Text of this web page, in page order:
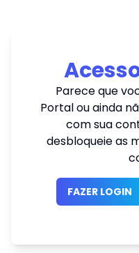
Parece que
Portal ou ainda
com sua
desbloqueie as
FAZER LOGIN